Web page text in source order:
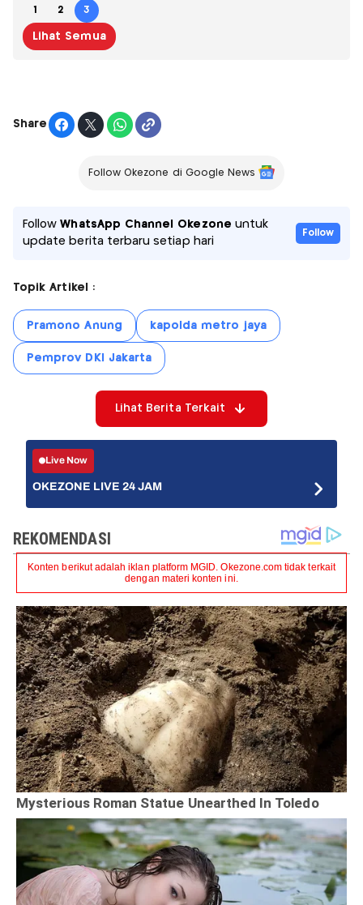
1 2 3
Lihat Semua
Share
Follow Okezone di Google News
FollowWhatsApp Channel Okezone untuk
update berita terbaru setiap hari
Follow
Topik Artikel :
Pramono Anung kapolda metro jaya
Pemprov DKI Jakarta
Lihat Berita Terkait
Live Now
OKEZONE LIVE 24 JAM